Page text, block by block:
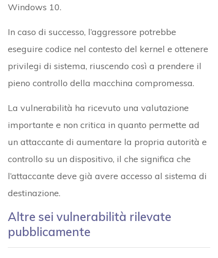
Windows 10.
In caso di successo, l’aggressore potrebbe
eseguire codice nel contesto del kernel e ottenere
privilegi di sistema, riuscendo così a prendere il
pieno controllo della macchina compromessa.
La vulnerabilità ha ricevuto una valutazione
importante e non critica in quanto permette ad
un attaccante di aumentare la propria autorità e
controllo su un dispositivo, il che significa che
l’attaccante deve già avere accesso al sistema di
destinazione.
Altre sei vulnerabilità rilevate
pubblicamente